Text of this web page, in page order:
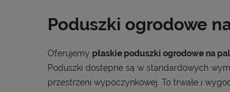
Poduszki ogrodowe
Oferujemy płaskie poduszki ogrodowe na
Poduszki dostępne są w standardowych
przestrzeni wypoczynkowej. To trwałe i